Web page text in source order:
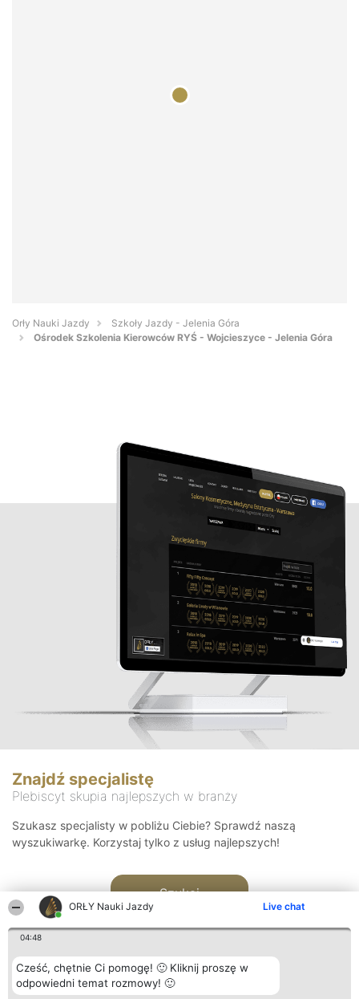
ORŁY Nauki Jazdy Live chat
04:48
Cześć, chętnie Ci pomogę! 🙂 Kliknij proszę w
odpowiedni temat rozmowy! 🙂
Orły Nauki Jazdy
Szkoły Jazdy - Jelenia Góra
Ośrodek Szkolenia Kierowców RYŚ - Wojcieszyce - Jelenia Góra
Znajdź specjalistę
Plebiscyt skupia najlepszych w branży
Szukasz specjalisty w pobliżu Ciebie? Sprawdź naszą
wyszukiwarkę. Korzystaj tylko z usług najlepszych!
Szukaj